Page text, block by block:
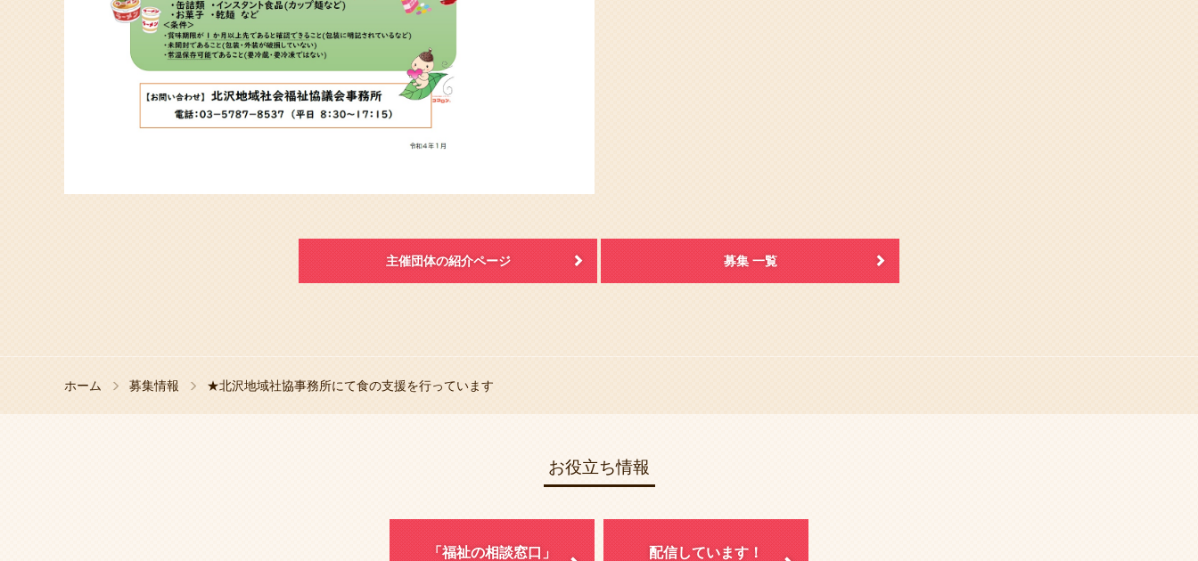
主催団体の紹介ページ 募集 一覧
ホーム 募集情報 ★北沢地域社協事務所にて食の支援を行っています
お役立ち情報
「福祉の相談窓口」
配信しています！